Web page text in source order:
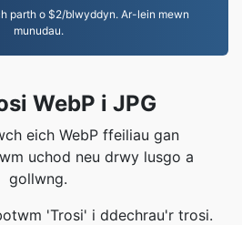
parth o $2/blwyddyn. Ar-lein mewn
munudau.
WebP i JPG
eich WebP ffeiliau gan
uchod neu drwy lusgo a
gollwng.
'Trosi' i ddechrau'r trosi.